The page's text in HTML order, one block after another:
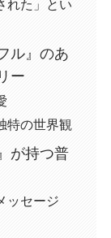
れた」とい
ル』のあ
ー
特の世界観
が持つ普
ッセージ